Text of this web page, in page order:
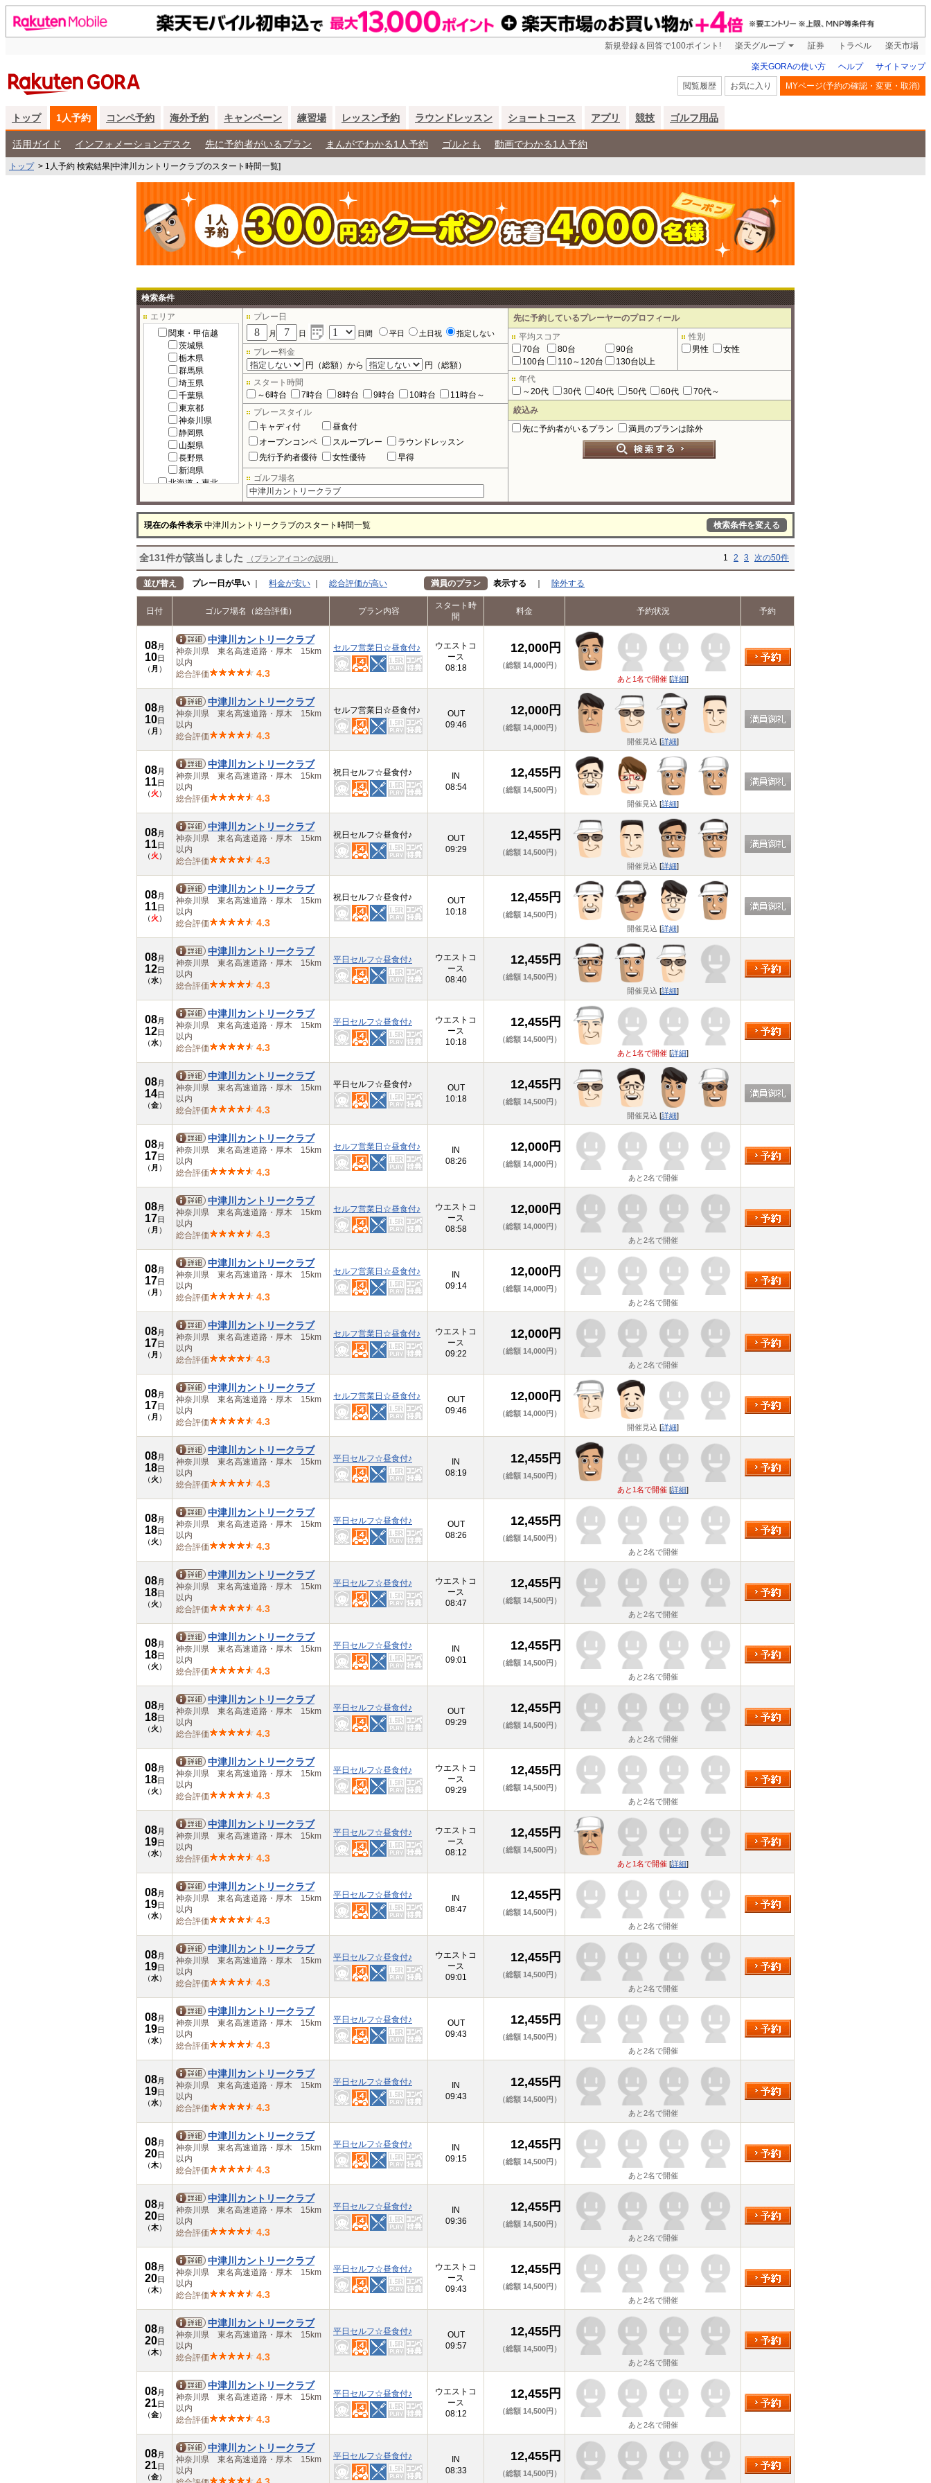
新規登録＆回答で100ポイント! 楽天グループ 証券 トラベル 楽天市場
楽天GORAの使い方 ヘルプ
サイトマップ
閲覧履歴
お気に入り MYページ(予約の確認・変更・取消)
トップ 1人予約 コンペ予約 海外予約 キャンペーン 練習場 レッスン予約 ラウンドレッスン ショートコース アプリ 競技 ゴルフ用品
活用ガイド インフォメーションデスク 先に予約者がいるプラン まんがでわかる1人予約 ゴルとも 動画でわかる1人予約
トップ> 1人予約 検索結果[中津川カントリークラブのスタート時間一覧]
検索条件
エリア
関東・甲信越
茨城県
栃木県
群馬県
埼玉県
千葉県
東京都
神奈川県
静岡県
山梨県
長野県
新潟県
北海道・東北
宮城県
福島県
秋田県
青森県
山形県
北陸
富山県
中部
岐阜県
愛知県
三重県
滋賀県
京都府
大阪府
兵庫県
和歌山県
中国
鳥取県
島根県
広島県
山口県
四国
徳島県
愛媛県
高知県
九州・沖縄
福岡県
長崎県
熊本県
大分県
宮崎県
沖縄県
プレー日
月 日 日間 平日 土日祝 指定しない
プレー料金
円（総額）から
円（総額）
スタート時間
～6時台
7時台 8時台 9時台 10時台
11時台～
プレースタイル
キャディ付
昼食付
オープンコンペ
スループレー
ラウンドレッスン
先行予約者優待
女性優待 早得
ゴルフ場名
先に予約しているプレーヤーのプロフィール
平均スコア
70台
80台
90台
100台
110～120台 130台以上
性別
男性
女性
年代
～20代
30代 40代 50代 60代
70代～
絞込み
先に予約者がいるプラン
満員のプランは除外
現在の条件表示 中津川カントリークラブのスタート時間一覧 検索条件を変える
全131件が該当しました （プランアイコンの説明） 1 2 3 次の50件
並び替え プレー日が早い 料金が安い 総合評価が高い 満員のプラン 表示する 除外する
日付 ゴルフ場名（総合評価） プラン内容
スタート時
間
料金 予約状況 予約
08月
10日
（ 月 ）
中津川カントリークラブ
神奈川県 東名高速道路・厚木 15km
以内
総合評価
4.3
セルフ営業日☆昼食付♪
ウエストコ
ース
08:18
12,000円
（総額 14,000円）
あと1名で開催 [詳細]
08月
10日
（ 月 ）
中津川カントリークラブ
神奈川県 東名高速道路・厚木 15km
以内
総合評価
4.3
セルフ営業日☆昼食付♪
OUT
09:46
12,000円
（総額 14,000円）
開催見込 [詳細]
08月
11日
（火）
中津川カントリークラブ
神奈川県 東名高速道路・厚木 15km
以内
総合評価
4.3
祝日セルフ☆昼食付♪
IN
08:54
12,455円
（総額 14,500円）
開催見込 [詳細]
08月
11日
（ 火 ）
中津川カントリークラブ
神奈川県 東名高速道路・厚木 15km
以内
総合評価
4.3
祝日セルフ☆昼食付♪
OUT
09:29
12,455円
（総額 14,500円）
開催見込 [詳細]
08月
11日
（火）
中津川カントリークラブ
神奈川県 東名高速道路・厚木 15km
以内
総合評価
4.3
祝日セルフ☆昼食付♪
OUT
10:18
12,455円
（総額 14,500円）
開催見込 [詳細]
08月
12日
（水）
中津川カントリークラブ
神奈川県 東名高速道路・厚木 15km
以内
総合評価
4.3
平日セルフ☆昼食付♪
ウエストコ
ース
08:40
12,455円
（総額 14,500円）
開催見込 [詳細]
08月
12日
（水）
中津川カントリークラブ
神奈川県 東名高速道路・厚木 15km
以内
総合評価
4.3
平日セルフ☆昼食付♪
ウエストコ
ース
10:18
12,455円
（総額 14,500円）
あと1名で開催 [詳細]
08月
14日
（金）
中津川カントリークラブ
神奈川県 東名高速道路・厚木 15km
以内
総合評価
4.3
平日セルフ☆昼食付♪
OUT
10:18
12,455円
（総額 14,500円）
開催見込 [詳細]
08月
17日
（ 月 ）
中津川カントリークラブ
神奈川県 東名高速道路・厚木 15km
以内
総合評価
4.3
セルフ営業日☆昼食付♪
IN
08:26
12,000円
（総額 14,000円）
あと2名で開催
08月
17日
（ 月 ）
中津川カントリークラブ
神奈川県 東名高速道路・厚木 15km
以内
総合評価
4.3
セルフ営業日☆昼食付♪
ウエストコ
ース
08:58
12,000円
（総額 14,000円）
あと2名で開催
08月
17日
（ 月 ）
中津川カントリークラブ
神奈川県 東名高速道路・厚木 15km
以内
総合評価
4.3
セルフ営業日☆昼食付♪
IN
09:14
12,000円
（総額 14,000円）
あと2名で開催
08月
17日
（ 月 ）
中津川カントリークラブ
神奈川県 東名高速道路・厚木 15km
以内
総合評価
4.3
セルフ営業日☆昼食付♪
ウエストコ
ース
09:22
12,000円
（総額 14,000円）
あと2名で開催
08月
17日
（ 月 ）
中津川カントリークラブ
神奈川県 東名高速道路・厚木 15km
以内
総合評価
4.3
セルフ営業日☆昼食付♪
OUT
09:46
12,000円
（総額 14,000円）
開催見込 [詳細]
08月
18日
（ 火 ）
中津川カントリークラブ
神奈川県 東名高速道路・厚木 15km
以内
総合評価
4.3
平日セルフ☆昼食付♪
IN
08:19
12,455円
（総額 14,500円）
あと1名で開催 [詳細]
08月
18日
（火）
中津川カントリークラブ
神奈川県 東名高速道路・厚木 15km
以内
総合評価
4.3
平日セルフ☆昼食付♪
OUT
08:26
12,455円
（総額 14,500円）
あと2名で開催
08月
18日
（ 火 ）
中津川カントリークラブ
神奈川県 東名高速道路・厚木 15km
以内
総合評価
4.3
平日セルフ☆昼食付♪
ウエストコ
ース
08:47
12,455円
（総額 14,500円）
あと2名で開催
08月
18日
（火）
中津川カントリークラブ
神奈川県 東名高速道路・厚木 15km
以内
総合評価
4.3
平日セルフ☆昼食付♪
IN
09:01
12,455円
（総額 14,500円）
あと2名で開催
08月
18日
（ 火 ）
中津川カントリークラブ
神奈川県 東名高速道路・厚木 15km
以内
総合評価
4.3
平日セルフ☆昼食付♪
OUT
09:29
12,455円
（総額 14,500円）
あと2名で開催
08月
18日
（火）
中津川カントリークラブ
神奈川県 東名高速道路・厚木 15km
以内
総合評価
4.3
平日セルフ☆昼食付♪
ウエストコ
ース
09:29
12,455円
（総額 14,500円）
あと2名で開催
08月
19日
（水）
中津川カントリークラブ
神奈川県 東名高速道路・厚木 15km
以内
総合評価
4.3
平日セルフ☆昼食付♪
ウエストコ
ース
08:12
12,455円
（総額 14,500円）
あと1名で開催 [詳細]
08月
19日
（水）
中津川カントリークラブ
神奈川県 東名高速道路・厚木 15km
以内
総合評価
4.3
平日セルフ☆昼食付♪
IN
08:47
12,455円
（総額 14,500円）
あと2名で開催
08月
19日
（水）
中津川カントリークラブ
神奈川県 東名高速道路・厚木 15km
以内
総合評価
4.3
平日セルフ☆昼食付♪
ウエストコ
ース
09:01
12,455円
（総額 14,500円）
あと2名で開催
08月
19日
（水）
中津川カントリークラブ
神奈川県 東名高速道路・厚木 15km
以内
総合評価
4.3
平日セルフ☆昼食付♪
OUT
09:43
12,455円
（総額 14,500円）
あと2名で開催
08月
19日
（水）
中津川カントリークラブ
神奈川県 東名高速道路・厚木 15km
以内
総合評価
4.3
平日セルフ☆昼食付♪
IN
09:43
12,455円
（総額 14,500円）
あと2名で開催
08月
20日
（木）
中津川カントリークラブ
神奈川県 東名高速道路・厚木 15km
以内
総合評価
4.3
平日セルフ☆昼食付♪
IN
09:15
12,455円
（総額 14,500円）
あと2名で開催
08月
20日
（木）
中津川カントリークラブ
神奈川県 東名高速道路・厚木 15km
以内
総合評価
4.3
平日セルフ☆昼食付♪
IN
09:36
12,455円
（総額 14,500円）
あと2名で開催
08月
20日
（木）
中津川カントリークラブ
神奈川県 東名高速道路・厚木 15km
以内
総合評価
4.3
平日セルフ☆昼食付♪
ウエストコ
ース
09:43
12,455円
（総額 14,500円）
あと2名で開催
08月
20日
（木）
中津川カントリークラブ
神奈川県 東名高速道路・厚木 15km
以内
総合評価
4.3
平日セルフ☆昼食付♪
OUT
09:57
12,455円
（総額 14,500円）
あと2名で開催
08月
21日
（金）
中津川カントリークラブ
神奈川県 東名高速道路・厚木 15km
以内
総合評価
4.3
平日セルフ☆昼食付♪
ウエストコ
ース
08:12
12,455円
（総額 14,500円）
あと2名で開催
08月
21日
（金）
中津川カントリークラブ
神奈川県 東名高速道路・厚木 15km
以内
平日セルフ☆昼食付♪
IN
08:33
12,455円
（総額 14,500円）